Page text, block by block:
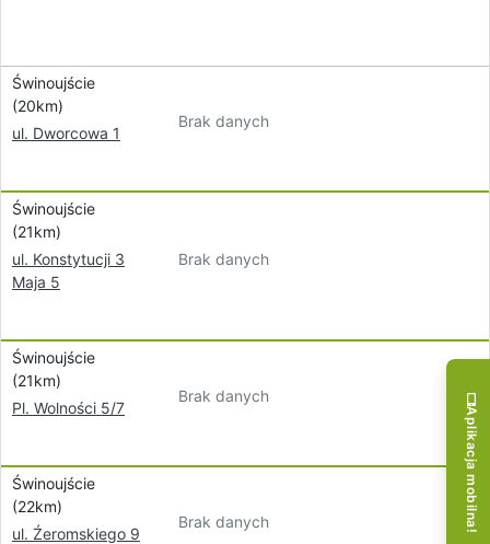
Świnoujście
(20km)
ul. Dworcowa 1
Brak danych
Świnoujście
(21km)
ul. Konstytucji 3
Maja 5
Brak danych
Świnoujście
(21km)
Pl. Wolności 5/7
Brak danych
Świnoujście
(22km)
ul. Źeromskiego 9
Brak danych Aplikacja mobilna!